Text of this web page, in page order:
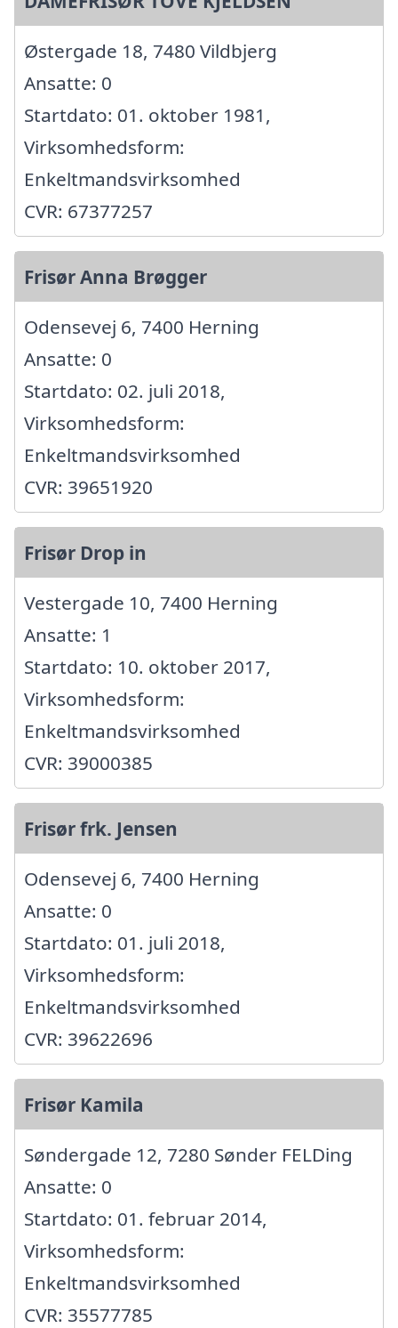
Østergade 18, 7480 Vildbjerg
Ansatte: 0
Startdato: 01. oktober 1981,
Virksomhedsform:
Enkeltmandsvirksomhed
CVR: 67377257
Frisør Anna Brøgger
Odensevej 6, 7400 Herning
Ansatte: 0
Startdato: 02. juli 2018,
Virksomhedsform:
Enkeltmandsvirksomhed
CVR: 39651920
Frisør Drop in
Vestergade 10, 7400 Herning
Ansatte: 1
Startdato: 10. oktober 2017,
Virksomhedsform:
Enkeltmandsvirksomhed
CVR: 39000385
Frisør frk. Jensen
Odensevej 6, 7400 Herning
Ansatte: 0
Startdato: 01. juli 2018,
Virksomhedsform:
Enkeltmandsvirksomhed
CVR: 39622696
Frisør Kamila
Søndergade 12, 7280 Sønder FELDing
Ansatte: 0
Startdato: 01. februar 2014,
Virksomhedsform:
Enkeltmandsvirksomhed
CVR: 35577785